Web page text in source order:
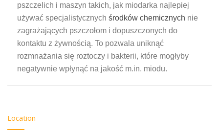
pszczelich i maszyn takich, jak miodarka najlepiej
używać specjalistycznych środków chemicznych nie
zagrażających pszczołom i dopuszczonych do
kontaktu z żywnością. To pozwala uniknąć
rozmnażania się roztoczy i bakterii, które mogłyby
negatywnie wpłynąć na jakość m.in. miodu.
Location